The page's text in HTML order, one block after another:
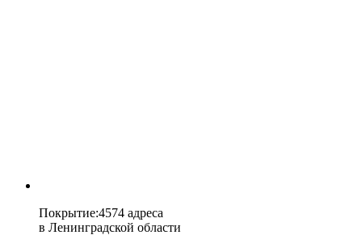
Покрытие:4574 адреса
в Ленинградской области